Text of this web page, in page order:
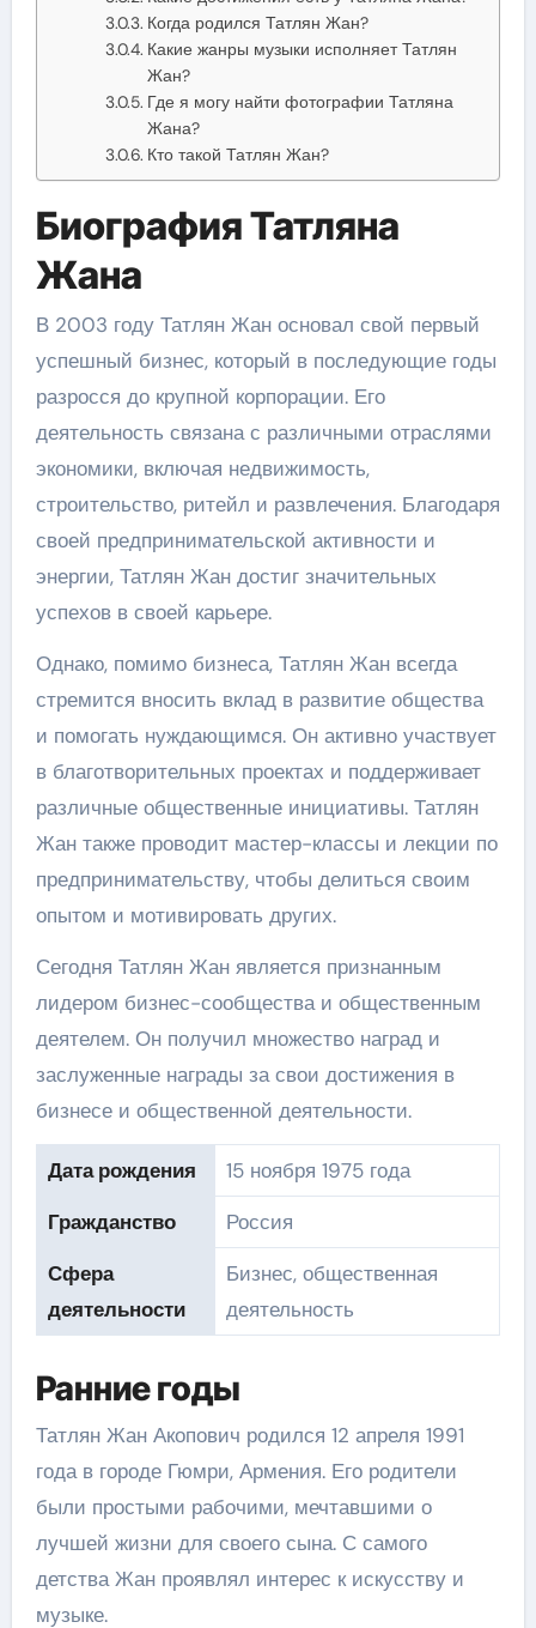
Когда родился Татлян Жан?
Какие жанры музыки исполняет Татлян
Жан?
Где я могу найти фотографии Татляна
Жана?
Кто такой Татлян Жан?
Биография Татляна
Жана
В 2003 году Татлян Жан основал свой первый
успешный бизнес, который в последующие годы
разросся до крупной корпорации. Его
деятельность связана с различными отраслями
экономики, включая недвижимость,
строительство, ритейл и развлечения. Благодаря
своей предпринимательской активности и
энергии, Татлян Жан достиг значительных
успехов в своей карьере.
Однако, помимо бизнеса, Татлян Жан всегда
стремится вносить вклад в развитие общества
и помогать нуждающимся. Он активно участвует
в благотворительных проектах и поддерживает
различные общественные инициативы. Татлян
Жан также проводит мастер-классы и лекции по
предпринимательству, чтобы делиться своим
опытом и мотивировать других.
Сегодня Татлян Жан является признанным
лидером бизнес-сообщества и общественным
деятелем. Он получил множество наград и
заслуженные награды за свои достижения в
бизнесе и общественной деятельности.
Дата рождения
15 ноября 1975 года
Гражданство
Россия
Сфера
деятельности
Бизнес, общественная
деятельность
Ранние годы
Татлян Жан Акопович родился 12 апреля 1991
года в городе Гюмри, Армения. Его родители
были простыми рабочими, мечтавшими о
лучшей жизни для своего сына. С самого
детства Жан проявлял интерес к искусству и
музыке.